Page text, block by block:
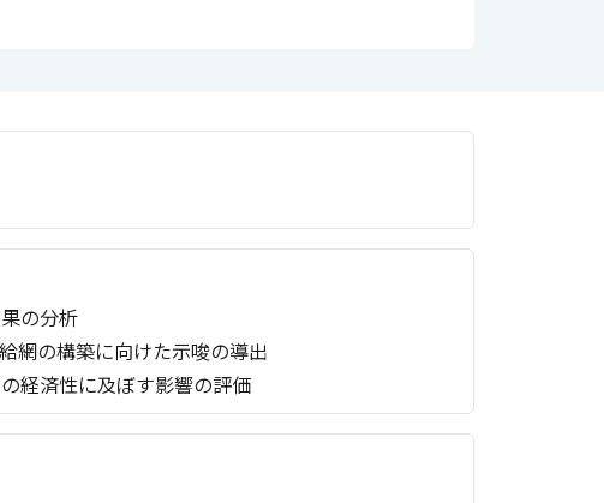
の分析
網の構築に向けた示唆の導出
経済性に及ぼす影響の評価